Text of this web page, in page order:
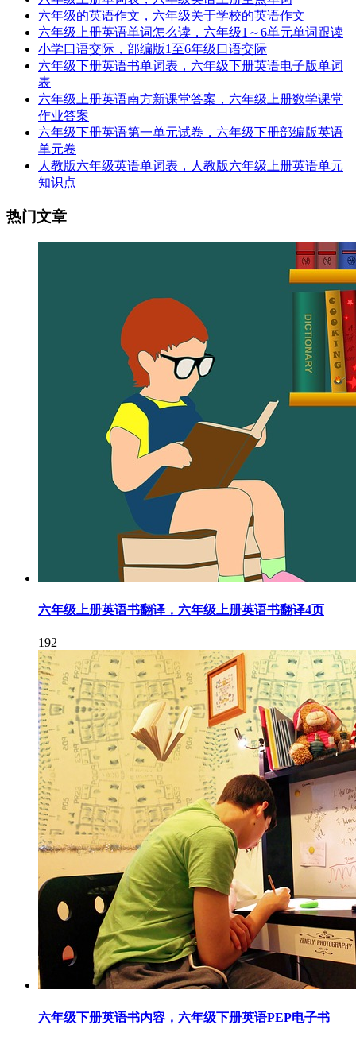
六年级的英语作文，六年级关于学校的英语作文
六年级上册英语单词怎么读，六年级1～6单元单词跟读
小学口语交际，部编版1至6年级口语交际
六年级下册英语书单词表，六年级下册英语电子版单词
表
六年级上册英语南方新课堂答案，六年级上册数学课堂
作业答案
六年级下册英语第一单元试卷，六年级下册部编版英语
单元卷
人教版六年级英语单词表，人教版六年级上册英语单元
知识点
热门文章
六年级上册英语书翻译，六年级上册英语书翻译4页
192
六年级下册英语书内容，六年级下册英语PEP电子书